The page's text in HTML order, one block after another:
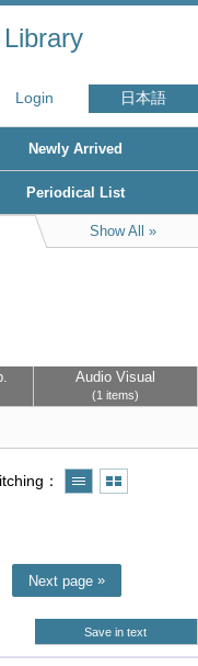
Login 日本語
Newly Arrived
Periodical List
Show All
Audio Visual
1 items
Next page
Save in text